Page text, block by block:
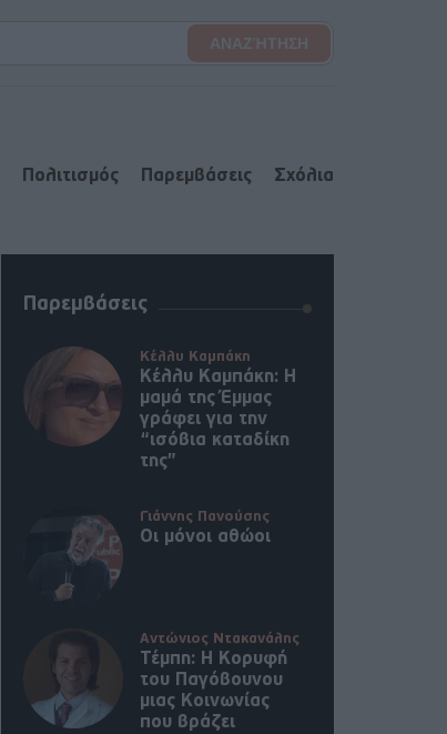
Πολιτισμός Παρεμβάσεις Σχόλια
Παρεμβάσεις
Κέλλυ Καμπάκη
Κέλλυ Καμπάκη: Η
μαμά της Έμμας
γράφει για την
“ισόβια καταδίκη
της”
Γιάννης Πανούσης
Οι μόνοι αθώοι
Αντώνιος Ντακανάλης
Τέμπη: Η Κορυφή
του Παγόβουνου
μιας Κοινωνίας
που βράζει